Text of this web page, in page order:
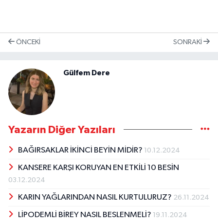
ÖNCEKI SONRAKI
Gülfem Dere
Yazarın Diğer Yazıları
BAĞIRSAKLAR İKİNCİ BEYİN MİDİR? 10.12.2024
KANSERE KARŞI KORUYAN EN ETKİLİ 10 BESİN
03.12.2024
KARIN YAĞLARINDAN NASIL KURTULURUZ? 26.11.2024
LİPODEMLİ BİREY NASIL BESLENMELİ? 19.11.2024